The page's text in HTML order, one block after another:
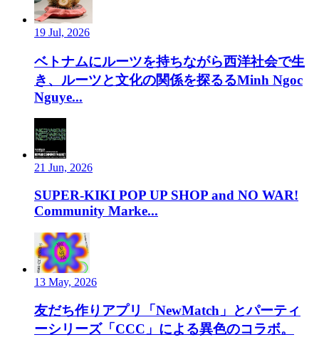
19 Jul, 2026
ベトナムにルーツを持ちながら西洋社会で生
き、ルーツと文化の関係を探るるMinh Ngoc
Nguye...
21 Jun, 2026
SUPER-KIKI POP UP SHOP and NO WAR!
Community Marke...
13 May, 2026
友だち作りアプリ「NewMatch」とパーティ
ーシリーズ「CCC」による異色のコラボ。